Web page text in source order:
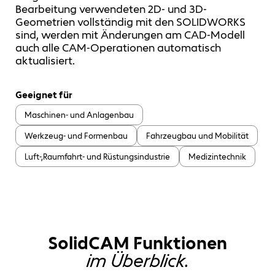
Bearbeitung verwendeten 2D- und 3D-
Geometrien vollständig mit den SOLIDWORKS
sind, werden mit Änderungen am CAD-Modell
auch alle CAM-Operationen automatisch
aktualisiert.
Geeignet für
Maschinen- und Anlagenbau
Werkzeug- und Formenbau
Fahrzeugbau und Mobilität
Luft-,Raumfahrt- und Rüstungsindustrie
Medizintechnik
SolidCAM Funktionen
im Überblick.